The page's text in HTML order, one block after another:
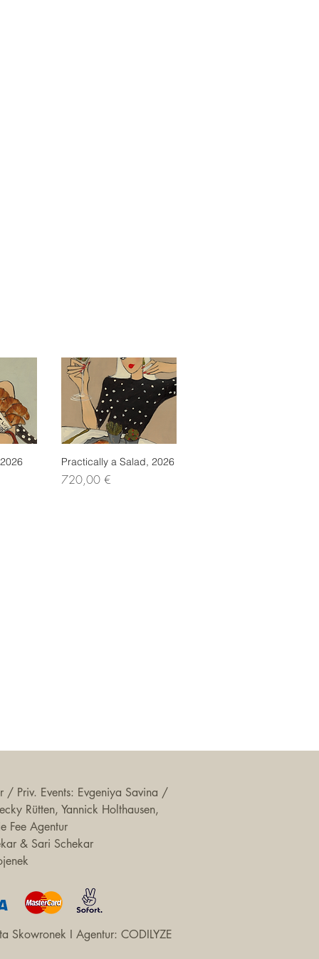
Schnellansicht
Practically a Salad, 2026
Preis
720,00 €
/ Priv. Events: Evgeniya Savina /
Rütten, Yannick Holthausen,
Fee Agentur
& Sari Schekar
Skowronek I Agentur: CODILYZE